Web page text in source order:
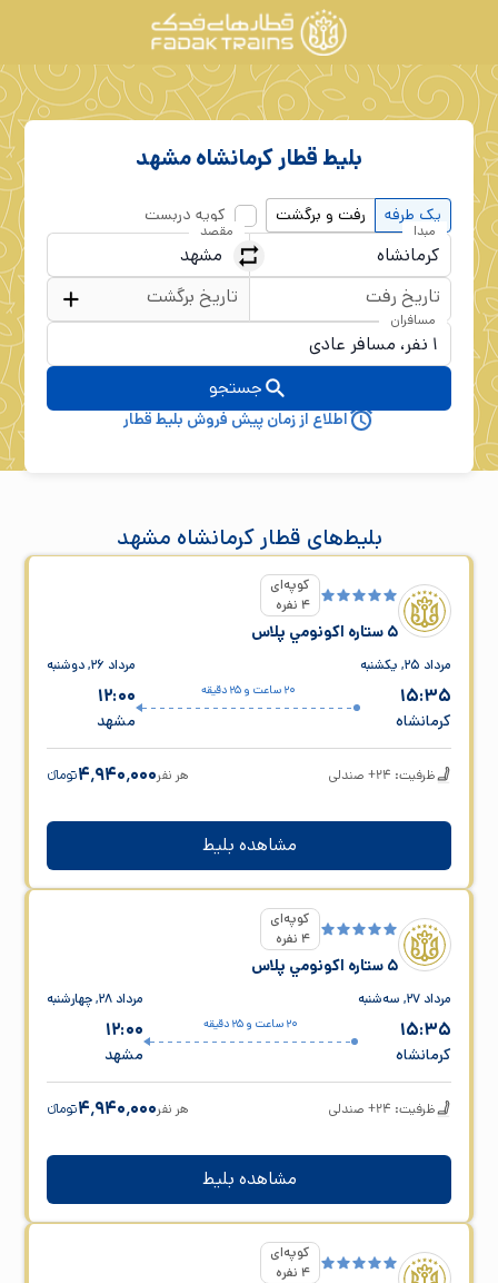
بلیط قطارکرمانشاهمشهد
یک طرفه رفت و برگشت کوپه دربست
مبدا مقصد
تاریخ رفت تاریخ برگشت
مسافران
جستجو
اطلاع از زمان پیش فروش بلیط قطار
بلیط‌های قطار کرمانشاه مشهد
کوپه‌ای
4 نفره
5 ستاره اکونومي پلاس
مرداد ۲۵, یکشنبه
15:35
کرمانشاه
20 ساعت و 25 دقیقه
مرداد ۲۶, دوشنبه
12:00
مشهد
ظرفیت: 24+ صندلی هر نفر۴٬۹۴۰٬۰۰۰تومانء
مشاهده بلیط
کوپه‌ای
4 نفره
5 ستاره اکونومي پلاس
مرداد ۲۷, سه‌شنبه
15:35
کرمانشاه
20 ساعت و 25 دقیقه
مرداد ۲۸, چهارشنبه
12:00
مشهد
ظرفیت: 24+ صندلی هر نفر۴٬۹۴۰٬۰۰۰تومانء
مشاهده بلیط
کوپه‌ای
4 نفره